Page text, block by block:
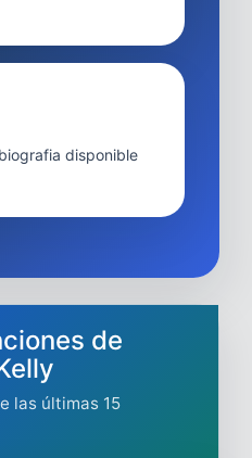
disponible
de
las últimas 15